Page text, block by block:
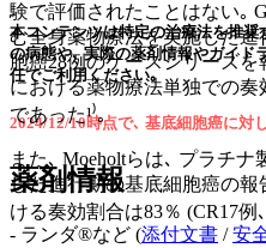
験で評価されたことはない｡
む全身薬物療法を実施した
胞癌28例のケースシリーズ
における薬物療法単独での奏
であった¹⁾｡
また､ Moeholtらは､ プラチ
した進行期の基底細胞癌の報
ける奏効割合は83％ (CR17例
本コンテンツは特定の治療法を推
の病態や､ 実際の薬剤情報やガイド
任でご利用ください｡
2024/12/10時点で､ 基底細胞癌に対
薬剤情報
- ランダ®など (添付文書 /安